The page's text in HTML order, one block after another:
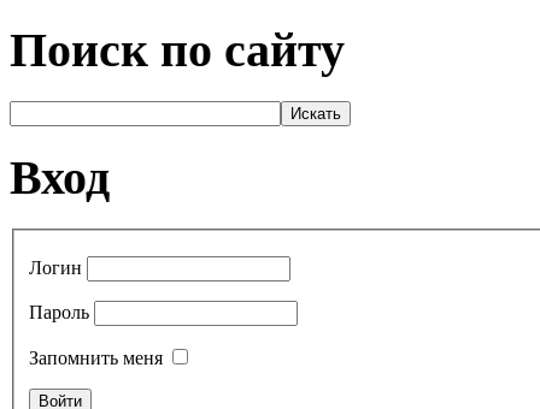
Поиск по сайту
Вход
Логин
Пароль
Запомнить меня